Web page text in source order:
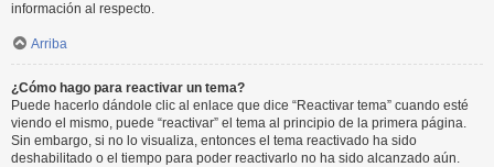
información al respecto.
Arriba
¿Cómo hago para reactivar un tema?
Puede hacerlo dándole clic al enlace que dice “Reactivar tema” cuando esté
viendo el mismo, puede “reactivar” el tema al principio de la primera página.
Sin embargo, si no lo visualiza, entonces el tema reactivado ha sido
deshabilitado o el tiempo para poder reactivarlo no ha sido alcanzado aún.